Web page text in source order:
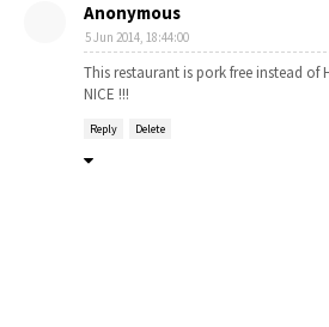
Anonymous
5 Jun 2014, 18:44:00
This restaurant is pork free instead of
NICE !!!
Reply Delete